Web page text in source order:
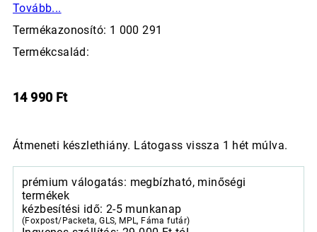
Tovább...
Termékazonosító: 1 000 291
Termékcsalád:
14 990 Ft
Átmeneti készlethiány. Látogass vissza 1 hét múlva.
prémium válogatás: megbízható, minőségi
termékek
kézbesítési idő: 2-5 munkanap
(Foxpost/Packeta, GLS, MPL, Fáma futár)